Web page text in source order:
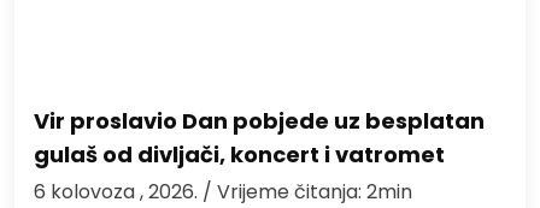
Vir proslavio Dan pobjede uz besplatan
gulaš od divljači, koncert i vatromet
6 kolovoza , 2026. / Vrijeme čitanja: 2min